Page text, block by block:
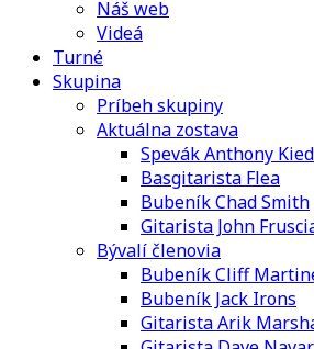
Náš web
Videá
Turné
Skupina
Príbeh skupiny
Aktuálna zostava
Spevák Anthony
Basgitarista Flea
Bubeník Chad Smith
Gitarista John
Bývalí členovia
Bubeník Cliff
Bubeník Jack Irons
Gitarista Arik